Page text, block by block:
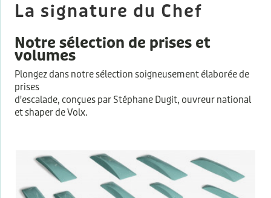
La signature du Chef
Notre sélection de prises et
volumes
Plongez dans notre sélection soigneusement élaborée de
prises
d'escalade, conçues par Stéphane Dugit, ouvreur national
et shaper de Volx.